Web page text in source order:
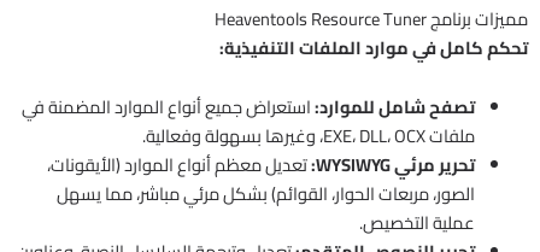
مميزات برنامج Heaventools Resource Tuner
تحكم كامل في موارد الملفات التنفيذية:
تصفح شامل للموارد:استعراض جميع أنواع الموارد المضمنة في
ملفات EXE، DLL، OCX، وغيرها بسهولة وفعالية.
تحرير مرئي WYSIWYG:
تعديل معظم أنواع الموارد (الأيقونات،
الصور، مربعات الحوار، القوائم) بشكل مرئي مباشر، مما يسهل
عملية التخصيص.